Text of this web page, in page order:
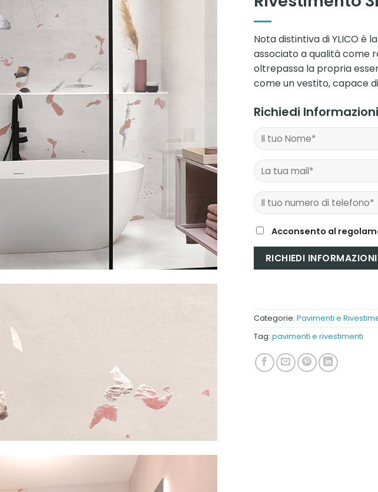
Nota distintiva di YLICO è
associato a qualità come
oltrepassa la propria
come un vestito, capace
Richiedi
Acconsento al
Categorie:Pavimenti e
Tag:pavimenti e rivestimenti